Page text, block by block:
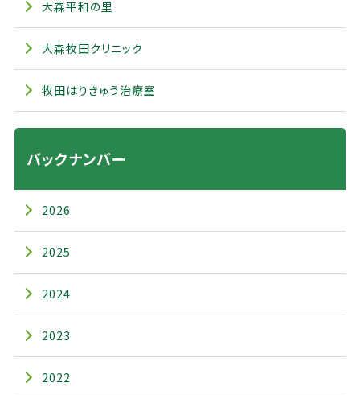
大森平和の里
大森牧田クリニック
牧田はりきゅう治療室
バックナンバー
2026
2025
2024
2023
2022